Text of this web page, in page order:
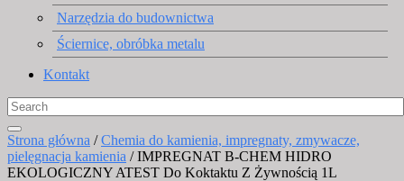
Narzędzia do budownictwa
Ściernice, obróbka metalu
Kontakt
Strona główna /Chemia do kamienia, impregnaty, zmywacze,
pielęgnacja kamienia / IMPREGNAT B-CHEM HIDRO
EKOLOGICZNY ATEST Do Koktaktu Z Żywnością 1L